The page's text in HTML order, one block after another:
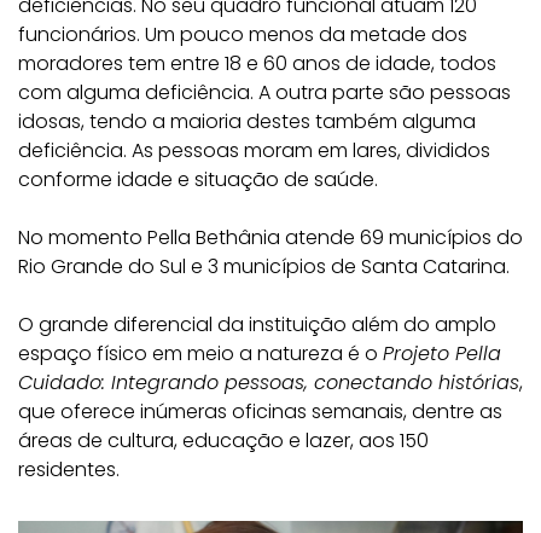
funcionários. Um pouco menos da metade dos
moradores tem entre 18 e 60 anos de idade, todos
com alguma deficiência. A outra parte são pessoas
idosas, tendo a maioria destes também alguma
deficiência. As pessoas moram em lares, divididos
conforme idade e situação de saúde.
No momento Pella Bethânia atende 69 municípios do
Rio Grande do Sul e 3 municípios de Santa Catarina.
O grande diferencial da instituição além do amplo
espaço físico em meio a natureza é o Projeto Pella
Cuidado: Integrando pessoas, conectando histórias,
que oferece inúmeras oficinas semanais, dentre as
áreas de cultura, educação e lazer, aos 150
residentes.